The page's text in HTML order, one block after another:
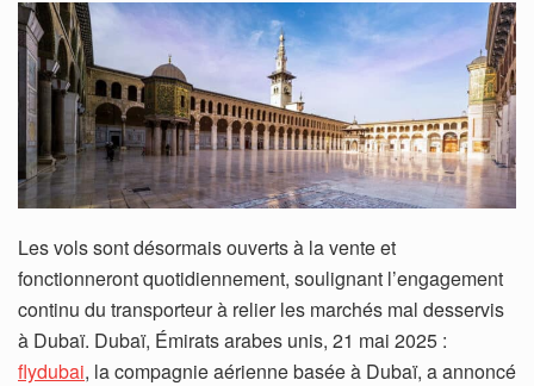
Les vols sont désormais ouverts à la vente et
fonctionneront quotidiennement, soulignant l’engagement
continu du transporteur à relier les marchés mal desservis
à Dubaï. Dubaï, Émirats arabes unis, 21 mai 2025 :
flydubai, la compagnie aérienne basée à Dubaï, a annoncé